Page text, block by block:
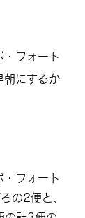
・フォート
朝にするか
・フォート
の2便と、